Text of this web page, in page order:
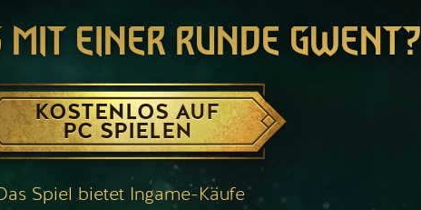
MIT EINER RUNDE GWENT?
KOSTENLOS AUF
PC SPIELEN
Spiel bietet Ingame-Käufe